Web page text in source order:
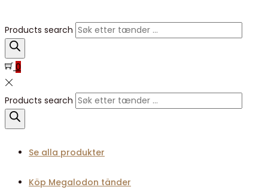
Products search
0
Products search
Se alla produkter
Köp Megalodon tänder